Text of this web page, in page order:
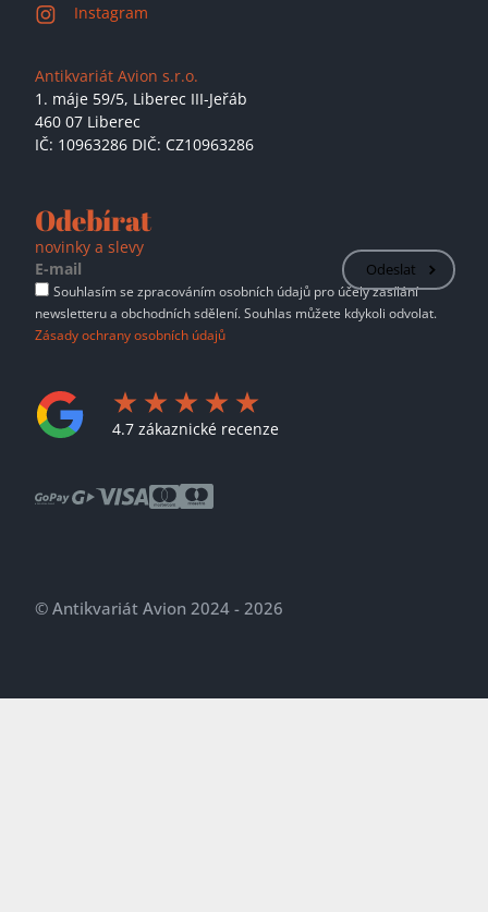
Instagram
Antikvariát Avion s.r.o.
1. máje 59/5, Liberec III-Jeřáb
460 07 Liberec
IČ: 10963286 DIČ: CZ10963286
Odebírat
novinky a slevy
Odeslat
Souhlasím se zpracováním osobních údajů pro účely zasílání
newsletteru a obchodních sdělení. Souhlas můžete kdykoli odvolat.
Zásady ochrany osobních údajů
4.7 zákaznické recenze
© Antikvariát Avion 2024 - 2026